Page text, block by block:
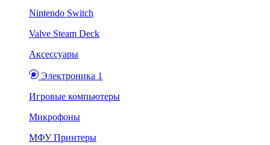
Nintendo Switch
Valve Steam Deck
Аксессуары
Электроника 1
Игровые компьютеры
Микрофоны
МФУ Принтеры